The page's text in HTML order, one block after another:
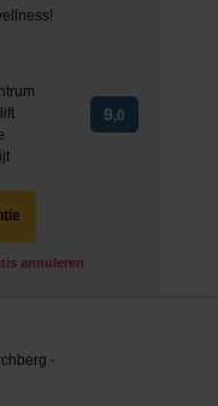
9,0
annuleren